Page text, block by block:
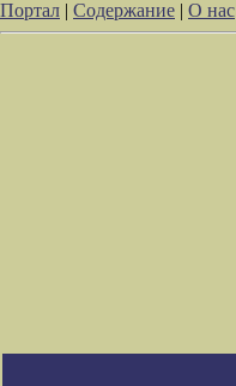
Портал | Содержание | О нас